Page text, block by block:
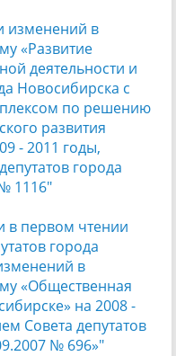
изменений в
«Развитие
деятельности и
Новосибирска с
по решению
развития
- 2011 годы,
города
1116"
в первом чтении
города
в
«Общественная
на 2008 -
Совета депутатов
№ 696»"